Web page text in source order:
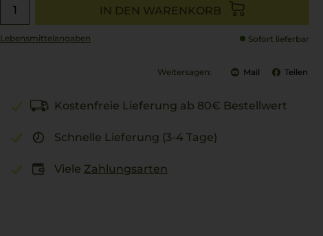
IN DEN WARENKORB
Lebensmittel­angaben Sofort lieferbar
Weitersagen: Mail Teilen
Kostenfreie Lieferung ab 80€ Bestellwert
Schnelle Lieferung (3-4 Tage)
Viele Zahlungsarten